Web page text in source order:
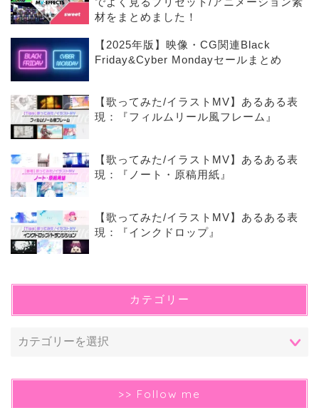
材をまとめました！
【2025年版】映像・CG関連Black
Friday&Cyber Mondayセールまとめ
【歌ってみた/イラストMV】あるある表
現：『フィルムリール風フレーム』
【歌ってみた/イラストMV】あるある表
現：『ノート・原稿用紙』
【歌ってみた/イラストMV】あるある表
現：『インクドロップ』
カテゴリー
>> Follow me